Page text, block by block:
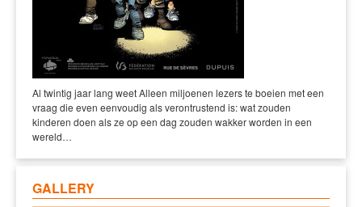
Al twintig jaar lang weet Alleen miljoenen lezers te boeien met een
vraag die even eenvoudig als verontrustend is: wat zouden
kinderen doen als ze op een dag zouden wakker worden in een
wereld…
GALLERY